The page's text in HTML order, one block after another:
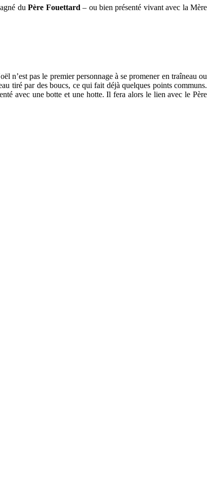
duPère Fouettard – ou bien présenté vivant avec la Mère
n’est pas le premier personnage à se promener en traîneau ou
tiré par des boucs, ce qui fait déjà quelques points communs.
avec une botte et une hotte. Il fera alors le lien avec le Père